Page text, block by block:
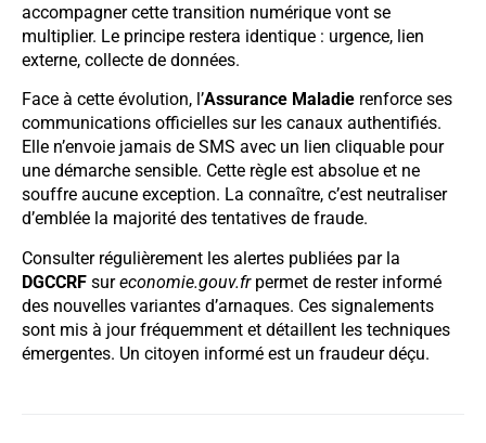
accompagner cette transition numérique vont se
multiplier. Le principe restera identique : urgence, lien
externe, collecte de données.
Face à cette évolution, l’Assurance Maladie renforce ses
communications officielles sur les canaux authentifiés.
Elle n’envoie jamais de SMS avec un lien cliquable pour
une démarche sensible. Cette règle est absolue et ne
souffre aucune exception. La connaître, c’est neutraliser
d’emblée la majorité des tentatives de fraude.
Consulter régulièrement les alertes publiées par la
DGCCRF sureconomie.gouv.frpermet de rester informé
des nouvelles variantes d’arnaques. Ces signalements
sont mis à jour fréquemment et détaillent les techniques
émergentes. Un citoyen informé est un fraudeur déçu.